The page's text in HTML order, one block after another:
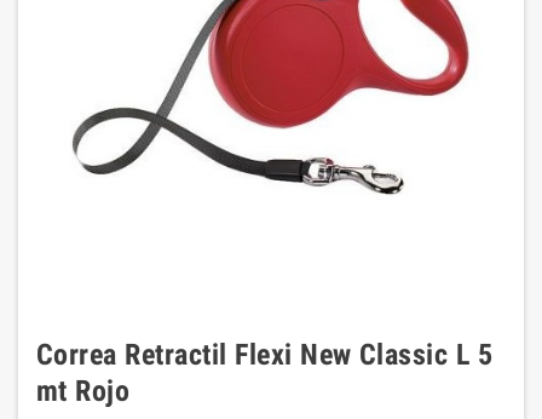
Correa Retractil Flexi New Classic L 5
mt Rojo